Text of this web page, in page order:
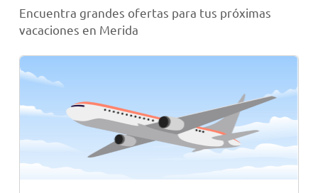
Encuentra grandes ofertas para tus próximas
vacaciones en Merida